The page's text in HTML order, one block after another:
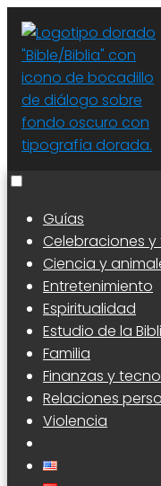
Guías
Celebraciones
Ciencia y
Entretenimiento
Espiritualidad
Estudio de la
Familia
Finanzas y
Relaciones
Violencia